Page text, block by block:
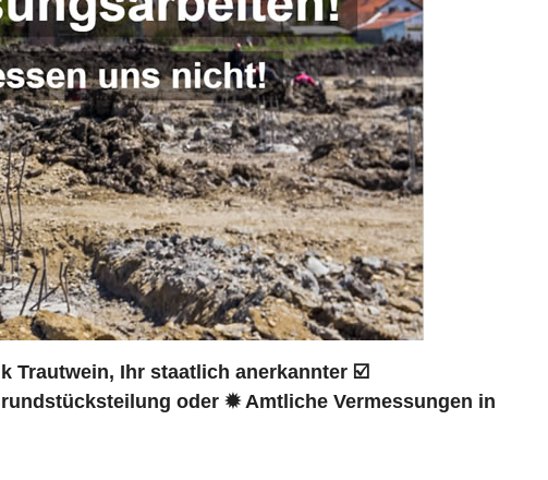
Trautwein, Ihr staatlich anerkannter ☑️
oder ✹ Amtliche Vermessungen in